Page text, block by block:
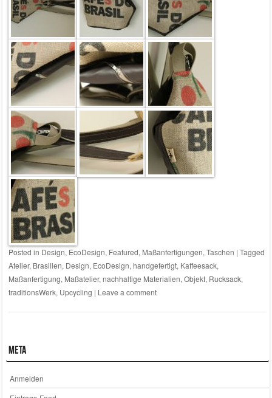
Posted in Design, EcoDesign, Featured, Maßanfertigungen, Taschen | Tagged
Atelier, Brasilien, Design, EcoDesign, handgefertigt, Kaffeesack,
Maßanfertigung, Maßatelier, nachhaltige Materialien, Objekt, Rucksack,
traditionsWerk, Upcycling | Leave a comment
Meta
Anmelden